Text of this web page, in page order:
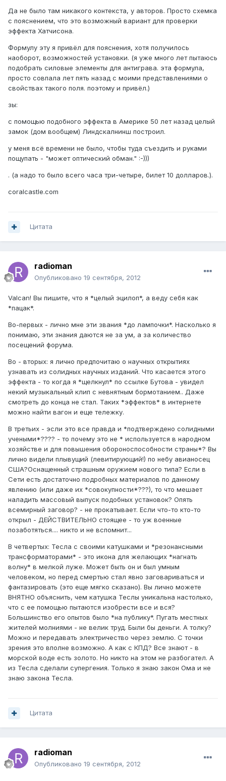
Да не было там никакого контекста, у авторов. Просто схемка
с пояснением, что это возможный вариант для проверки
эффекта Хатчисона.
Формулу эту я привёл для пояснения, хотя получилось
наоборот, возможностей установки. (я уже много лет пытаюсь
подобрать силовые элементы для антиграва. эта формула,
просто совпала лет пять назад с моими представлениями о
свойствах такого поля. поэтому и привёл.)
зы:
с помощью подобного эффекта в Америке 50 лет назад целый
замок (дом вообщем) Линдскалнинш построил.
у меня всё времени не было, чтобы туда съездить и руками
пощупать - "может оптический обман." :-)))
. (а надо то было всего часа три-четыре, билет 10 долларов.).
coralcastle.com
Цитата
radioman
Опубликовано 19 сентября, 2012
Valcan! Вы пишите, что я *целый эцилоп*, а веду себя как
*пацак*.
Во-первых - лично мне эти звания *до лампочки*. Насколько я
понимаю, эти знания даются не за ум, а за количество
посещений форума.
Во - вторых: я лично предпочитаю о научных открытиях
узнавать из солидных научных изданий. Что касается этого
эффекта - то когда я *щелкнул* по ссылке Бутова - увидел
некий музыкальный клип с невнятным бормотанием.. Даже
смотреть до конца не стал. Таких *эффектов* в интернете
можно найти вагон и еще тележку.
В третьих - эсли это все правда и *подтверждено солидными
учеными*???? - то почему это не * используется в народном
хозяйстве и для повышения обороноспособности страны*? Вы
лично видели плывущий (левитирующий!) по небу авианосец
США?Оснащенный страшным оружием нового типа? Если в
Сети есть достаточно подробных материалов по данному
явлению (или даже их *совокупности*???), то что мешает
наладить массовый выпуск подобных установок? Опять
всемирный заговор? - не прокатывает. Если что-то кто-то
открыл - ДЕЙСТВИТЕЛЬНО стоящее - то уж военные
позаботяться.... никто и не вспомнит...
В четвертых: Тесла с своими катушками и *резонансными
трансформаторами* - это икона для желающих *нагнать
волну* в мелкой луже. Может быть он и был умным
человеком, но перед смертью стал явно заговариваться и
фантазировать (это еще мягко сказано). Вы лично можете
ВНЯТНО объяснить, чем катушка Теслы уникальна настолько,
что с ее помощью пытаются изобрести все и вся?
Большинство его опытов было *на публику*. Пугать местных
жителей молниями - не велик труд. Были бы деньги. А толку?
Можно и передавать электричество через землю. С точки
зрения это вполне возможно. А как с КПД? Все знают - в
морской воде есть золото. Но никто на этом не разбогател. А
из Тесла сделали супергения. Только я знаю закон Ома и не
знаю закона Тесла.
Цитата
radioman
Опубликовано 19 сентября, 2012